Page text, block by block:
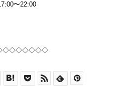
〜22:00